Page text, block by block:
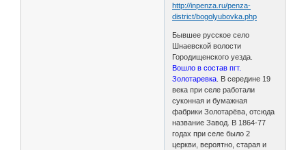
http://inpenza.ru/penza-
district/bogolyubovka.php
Бывшее русское село
Шнаевской волости
Городищенского уезда.
Вошло в состав пгт.
Золотаревка . В середине 19
века при селе работали
суконная и бумажная
фабрики Золотарёва, отсюда
название Завод. В 1864-77
годах при селе было 2
церкви, вероятно, старая и